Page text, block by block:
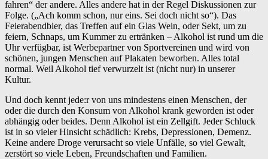
fahren“ der andere. Alles andere hat in der Regel Diskussionen zur
Folge. („Ach komm schon, nur eins. Sei doch nicht so“). Das
Feierabendbier, das Treffen auf ein Glas Wein, oder Sekt, um zu
feiern, Schnaps, um Kummer zu ertränken – Alkohol ist rund um die
Uhr verfügbar, ist Werbepartner von Sportvereinen und wird von
schönen, jungen Menschen auf Plakaten beworben. Alles total
normal. Weil Alkohol tief verwurzelt ist (nicht nur) in unserer
Kultur.
Und doch kennt jede:r von uns mindestens einen Menschen, der
oder die durch den Konsum von Alkohol krank geworden ist oder
abhängig oder beides. Denn Alkohol ist ein Zellgift. Jeder Schluck
ist in so vieler Hinsicht schädlich: Krebs, Depressionen, Demenz.
Keine andere Droge verursacht so viele Unfälle, so viel Gewalt,
zerstört so viele Leben, Freundschaften und Familien.